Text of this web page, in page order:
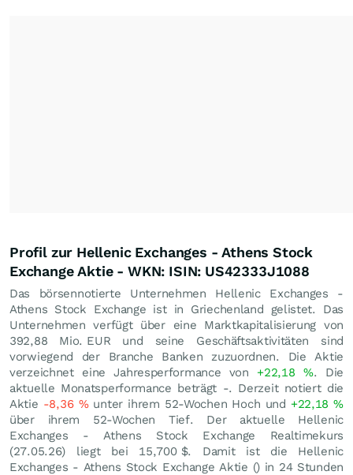
Profil zur Hellenic Exchanges - Athens Stock
Exchange Aktie - WKN: ISIN: US42333J1088
Das börsennotierte Unternehmen Hellenic Exchanges -
Athens Stock Exchange ist in Griechenland gelistet. Das
Unternehmen verfügt über eine Marktkapitalisierung von
392,88 Mio. EUR und seine Geschäftsaktivitäten sind
vorwiegend der Branche Banken zuzuordnen. Die Aktie
verzeichnet eine Jahresperformance von +22,18%. Die
aktuelle Monatsperformance beträgt -. Derzeit notiert die
Aktie -8,36 %unter ihrem 52-Wochen Hoch und +22,18%
über ihrem 52-Wochen Tief. Der aktuelle Hellenic
Exchanges - Athens Stock Exchange Realtimekurs
(27.05.26) liegt bei 15,700 $. Damit ist die Hellenic
Exchanges - Athens Stock Exchange Aktie () in 24 Stunden